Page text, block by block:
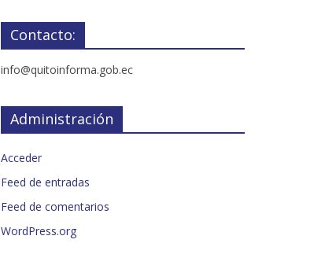
Contacto:
info@quitoinforma.gob.ec
Administración
Acceder
Feed de entradas
Feed de comentarios
WordPress.org